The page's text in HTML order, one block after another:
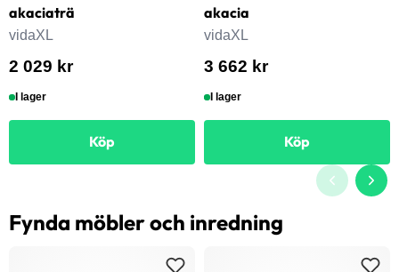
akaciaträ
vidaXL
2 029 kr
I lager
Köp
akacia
vidaXL
3 662 kr
I lager
Köp
Fynda möbler och inredning